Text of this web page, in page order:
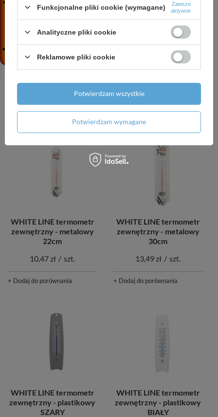
wewnętrzna stacja
pogodowa
+ Dodaj do porównania
WHITE LINE termometr
zewnętrzny zaokienny
WHITE LINE termometr
zewnętrzny - metalowy
22cm
10,47 zł / szt.
+ Dodaj do porównania
WHITE LINE termometr
zewnętrzny - metalowy
30cm
13,49 zł / szt.
+ Dodaj do porównania
WHITE LINE termometr
zewnętrzny - plastikowy
SZARY
WHITE LINE termometr
zewnętrzny - plastikowy
BIAŁY
Funkcjonalne pliki cookie (wymagane)
Zawsze
aktywne
Analityczne pliki cookie
Reklamowe pliki cookie
Potwierdzam wymagane
Potwierdzam wszystkie